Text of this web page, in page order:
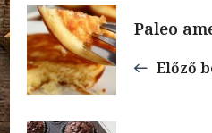
navigációja
Paleo
Előző